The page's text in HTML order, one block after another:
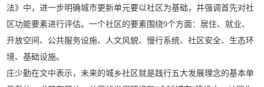
法》中，进一步明确城市更新单元要以社区为基础，并强调首先对社
区功能要素进行评估。一个社区的要素围绕9个方面：居住、就业、
开放空间、公共服务设施、人文风貌、慢行系统、社区安全、生态环
境、基础设施。
庄少勤在文中表示，未来的城乡社区就是践行五大发展理念的基本单